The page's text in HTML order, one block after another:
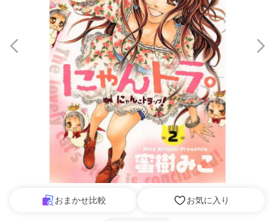
おまかせ比較 お気に入り